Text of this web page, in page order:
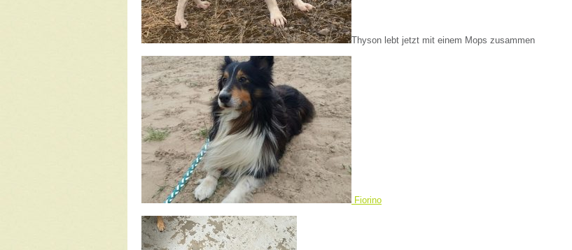
Thyson lebt jetzt mit einem Mops zusammen
Fiorino